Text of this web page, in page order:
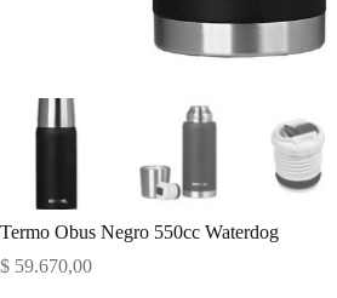
Termo Obus Negro 550cc Waterdog
$ 59.670,00